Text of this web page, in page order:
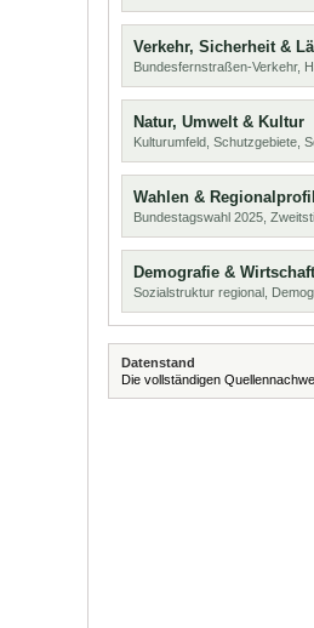
Verkehr, Sicherheit &
Bundesfernstraßen-Verkehr,
Natur, Umwelt & Kultur
Kulturumfeld, Schutzgebiete,
Wahlen & Regionalprofil
Bundestagswahl 2025,
Demografie & Wirtschaft
Sozialstruktur regional,
Datenstand
Die vollständigen